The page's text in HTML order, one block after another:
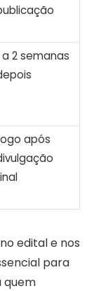
a 2 semanas
após
edital e nos
para
quem